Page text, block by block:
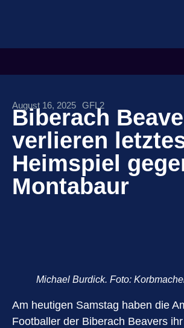
August 16, 2025 GFL2
Biberach
verlieren
Heimspiel
Montabaur
Michael Burdick. Foto:
Am heutigen Samstag haben die
Footballer der Biberach Beavers